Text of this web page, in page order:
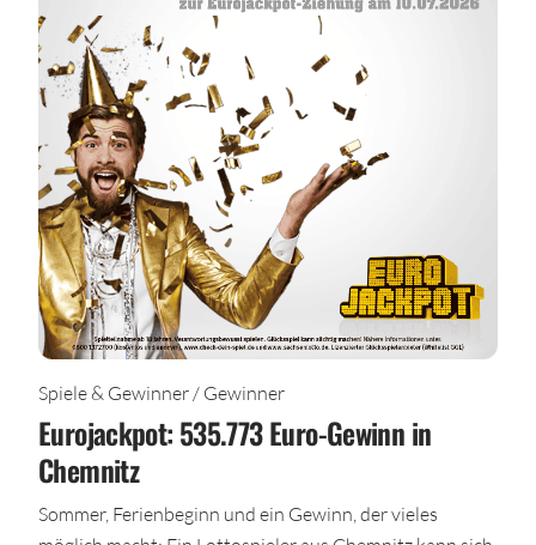
Spiele & Gewinner / Gewinner
Eurojackpot: 535.773 Euro-Gewinn in
Chemnitz
Sommer, Ferienbeginn und ein Gewinn, der vieles